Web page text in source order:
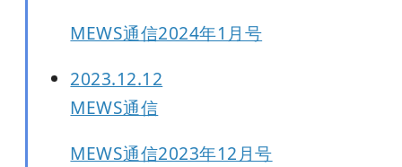
MEWS通信2024年1月号
2023.12.12
MEWS通信
MEWS通信2023年12月号